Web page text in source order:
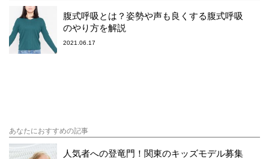
腹式呼吸とは？姿勢や声も良くする腹式呼吸
のやり方を解説
2021.06.17
あなたにおすすめの記事
人気者への登竜門！関東のキッズモデル募集